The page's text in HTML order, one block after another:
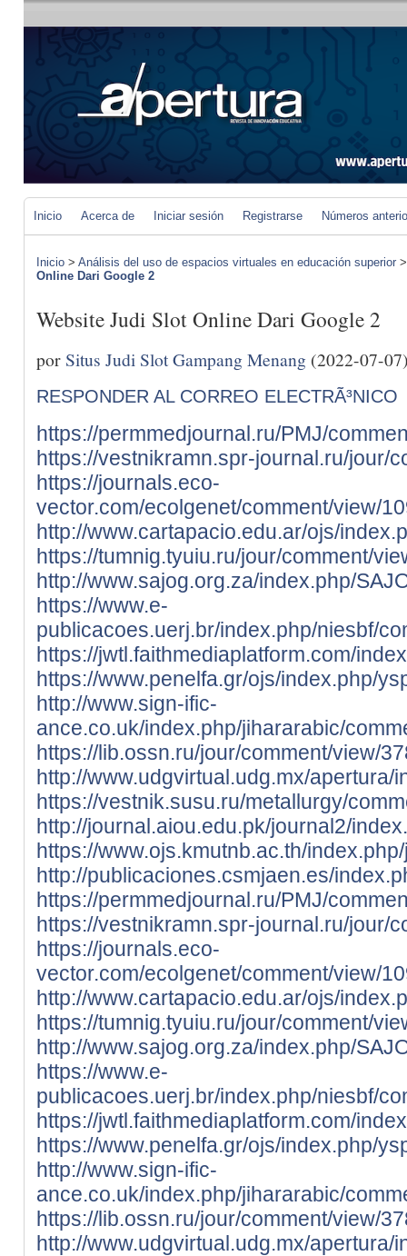
Inicio Acerca de Iniciar sesión Registrarse Números
Inicio > Análisis del uso de espacios virtuales en educación superior
Online Dari Google 2
Website Judi Slot Online Dari Google 2
porSitus Judi Slot Gampang Menang (2022-07-
RESPONDER AL CORREO ELECTRÃ³NICO
https://permmedjournal.ru/PMJ/
https://vestnikramn.spr-journal.ru/jour/
https://journals.eco-
vector.com/ecolgenet/comment/view/
http://www.cartapacio.edu.ar/ojs/
https://tumnig.tyuiu.ru/jour/comment/
http://www.sajog.org.za/index.php/
https://www.e-
publicacoes.uerj.br/index.php/niesbf/
https://jwtl.faithmediaplatform.com/
https://www.penelfa.gr/ojs/index.php/
http://www.sign-ific-
ance.co.uk/index.php/jihararabic/
https://lib.ossn.ru/jour/comment/view/
http://www.udgvirtual.udg.mx/
https://vestnik.susu.ru/metallurgy/
http://journal.aiou.edu.pk/journal2/
https://www.ojs.kmutnb.ac.th/
http://publicaciones.csmjaen.es/
https://permmedjournal.ru/PMJ/
https://vestnikramn.spr-journal.ru/jour/
https://journals.eco-
vector.com/ecolgenet/comment/view/
http://www.cartapacio.edu.ar/ojs/
https://tumnig.tyuiu.ru/jour/comment/
http://www.sajog.org.za/index.php/
https://www.e-
publicacoes.uerj.br/index.php/niesbf/
https://jwtl.faithmediaplatform.com/
https://www.penelfa.gr/ojs/index.php/
http://www.sign-ific-
ance.co.uk/index.php/jihararabic/
https://lib.ossn.ru/jour/comment/view/
http://www.udgvirtual.udg.mx/